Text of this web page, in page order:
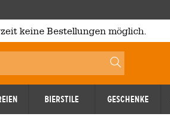
keine Bestellungen möglich.
Bierstile Geschenke